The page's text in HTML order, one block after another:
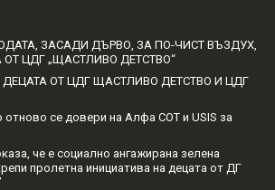
ЗАСАДИ ДЪРВО, ЗА ПО-ЧИСТ ВЪЗДУХ,
ЦДГ „ЩАСТЛИВО ДЕТСТВО“
ОТ ЦДГ ЩАСТЛИВО ДЕТСТВО И ЦДГ
отново се довери на Алфа СОТ и USIS за
че е социално ангажирана зелена
пролетна инициатива на децата от ДГ